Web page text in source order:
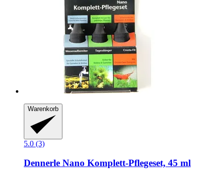
Warenkorb
5.0 (3)
Dennerle Nano Komplett-​Pflegeset, 45 ml